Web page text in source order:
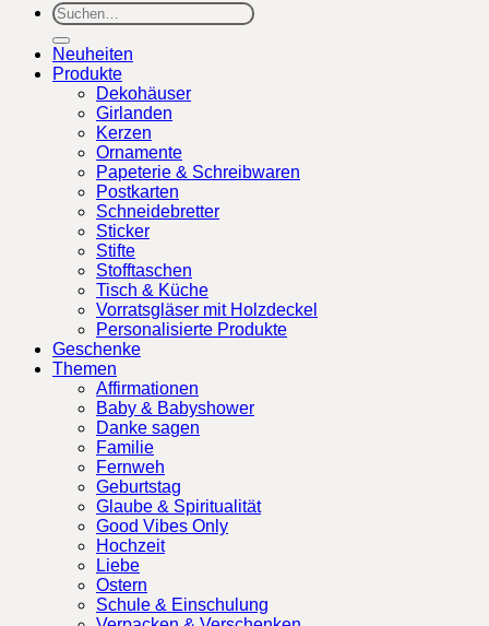
Suchen
nach:
Neuheiten
Produkte
Dekohäuser
Girlanden
Kerzen
Ornamente
Papeterie & Schreibwaren
Postkarten
Schneidebretter
Sticker
Stifte
Stofftaschen
Tisch & Küche
Vorratsgläser mit Holzdeckel
Personalisierte Produkte
Geschenke
Themen
Affirmationen
Baby & Babyshower
Danke sagen
Familie
Fernweh
Geburtstag
Glaube & Spiritualität
Good Vibes Only
Hochzeit
Liebe
Ostern
Schule & Einschulung